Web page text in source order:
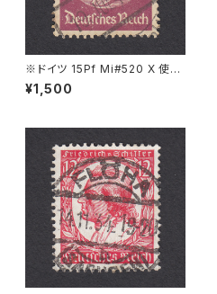
※ドイツ 15Pf Mi#520 X 使用
済み切手｜ALPIRSBACH 19.J
UL.1940
¥1,500